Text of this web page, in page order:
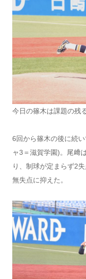
今日の篠木は課題の残
6回から篠木の後に続
ャ3＝滋賀学園)。尾﨑
り、制球が定まらず2
無失点に抑えた。